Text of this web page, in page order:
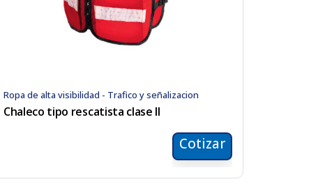
Ropa de alta visibilidad - Trafico y señalizacion
Chaleco tipo rescatista clase II
Cotizar